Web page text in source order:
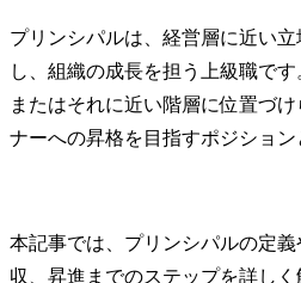
プリンシパルは、経営層に近い
し、組織の成長を担う上級職です
またはそれに近い階層に位置づ
ナーへの昇格を目指すポジション
本記事では、プリンシパルの定
収、昇進までのステップを詳し